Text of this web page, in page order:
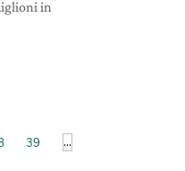
in
39 ...